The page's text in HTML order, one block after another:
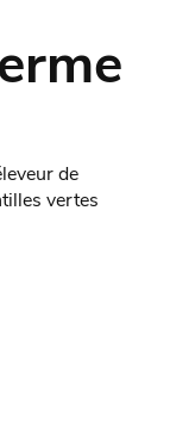
de
vertes